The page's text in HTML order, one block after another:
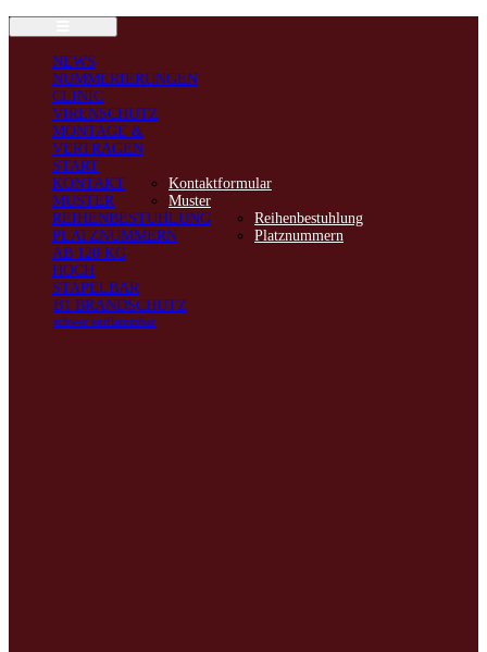
NEWS
NUMMERIERUNGEN
CLINIC
VIRENSCHUTZ
MONTAGE &
VERTRAGEN
START
KONTAKT
MUSTER
Kontaktformular
Muster
REIHENBESTUHLUNG
PLATZNUMMERN
Reihenbestuhlung
Platznummern
AB 120 KG
HOCH
STAPELBAR
B1 BRANDSCHUTZ
schwer entflammbar